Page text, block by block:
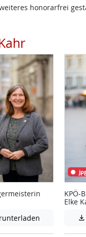
honorarfrei
enthält unter
Achtung:
KPÖ-
Elke
